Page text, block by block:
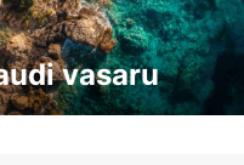
vasaru